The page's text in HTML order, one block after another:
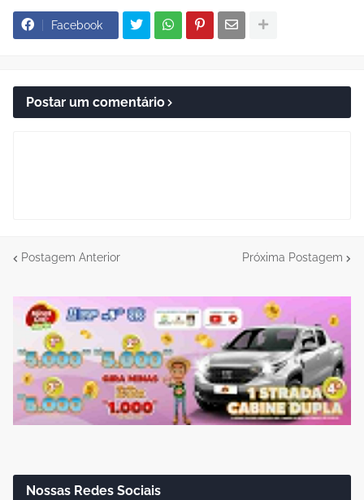
Facebook
Postar um comentário
Postagem Anterior Próxima Postagem
Nossas Redes Sociais